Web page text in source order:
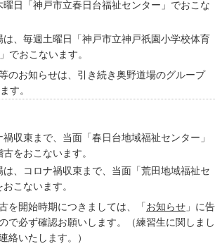
曜日「神戸市立春日台福祉センター」でおこな
は、毎週土曜日「神戸市立神戸祇園小学校体育
でおこないます。
のお知らせは、引き続き奥野道場のグループ
す。
収束まで、当面「春日台地域福祉センター」
をおこないます。
は、コロナ禍収束まで、当面「荒田地域福祉セ
こないます。
を開始時期につきましては、「 お知らせ 」に告
で必ず確認お願いします。（練習生に関しまし
絡いたします。）